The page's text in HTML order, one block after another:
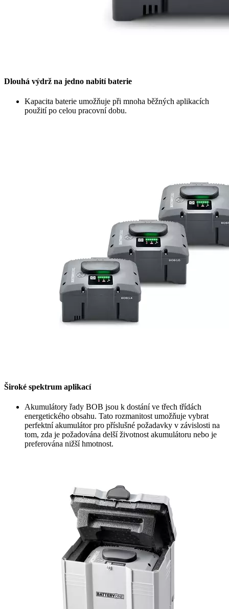
Dlouhá výdrž na jedno nabití baterie
Kapacita baterie umožňuje při mnoha běžných aplikacích
použití po celou pracovní dobu.
Široké spektrum aplikací
Akumulátory řady BOB jsou k dostání ve třech třídách
energetického obsahu. Tato rozmanitost umožňuje vybrat
perfektní akumulátor pro příslušné požadavky v závislosti na
tom, zda je požadována delší životnost akumulátoru nebo je
preferována nižší hmotnost.